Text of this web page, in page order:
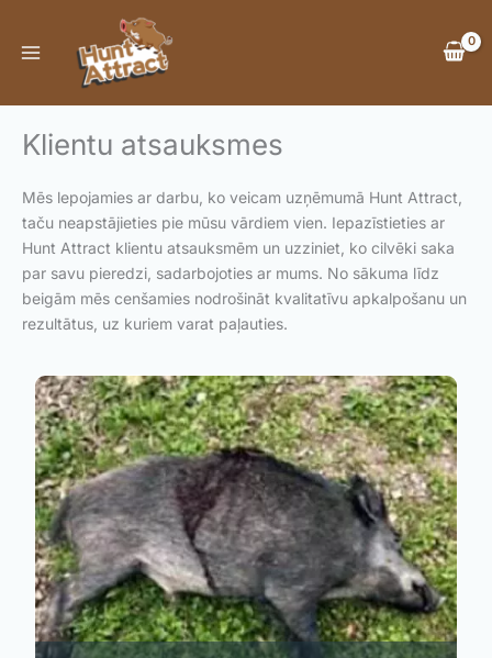
content
Klientu atsauksmes
Mēs lepojamies ar darbu, ko veicam uzņēmumā Hunt Attract,
taču neapstājieties pie mūsu vārdiem vien. Iepazīstieties ar
Hunt Attract klientu atsauksmēm un uzziniet, ko cilvēki saka
par savu pieredzi, sadarbojoties ar mums. No sākuma līdz
beigām mēs cenšamies nodrošināt kvalitatīvu apkalpošanu un
rezultātus, uz kuriem varat paļauties.